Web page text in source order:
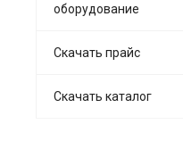
оборудование
Скачать прайс
Скачать каталог